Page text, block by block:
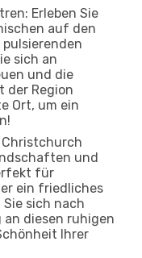
Erleben Sie
auf den
sich an
und die
der Region
Ort, um ein
und
für
ein friedliches
sich nach
an diesen ruhigen
Ihrer